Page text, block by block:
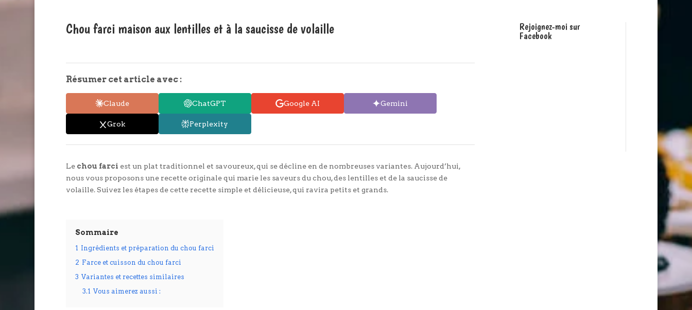
Chou farci maison aux lentilles et à la saucisse de volaille
Résumer cet article avec :
Claude ChatGPT Google AI Gemini
Grok Perplexity
Le chou farci est un plat traditionnel et savoureux, qui se décline en de nombreuses variantes. Aujourd’hui,
nous vous proposons une recette originale qui marie les saveurs du chou, des lentilles et de la saucisse de
volaille. Suivez les étapes de cette recette simple et délicieuse, qui ravira petits et grands.
Sommaire
1 Ingrédients et préparation du chou farci
2 Farce et cuisson du chou farci
3 Variantes et recettes similaires
3.1 Vous aimerez aussi :
Rejoignez-moi sur
Facebook